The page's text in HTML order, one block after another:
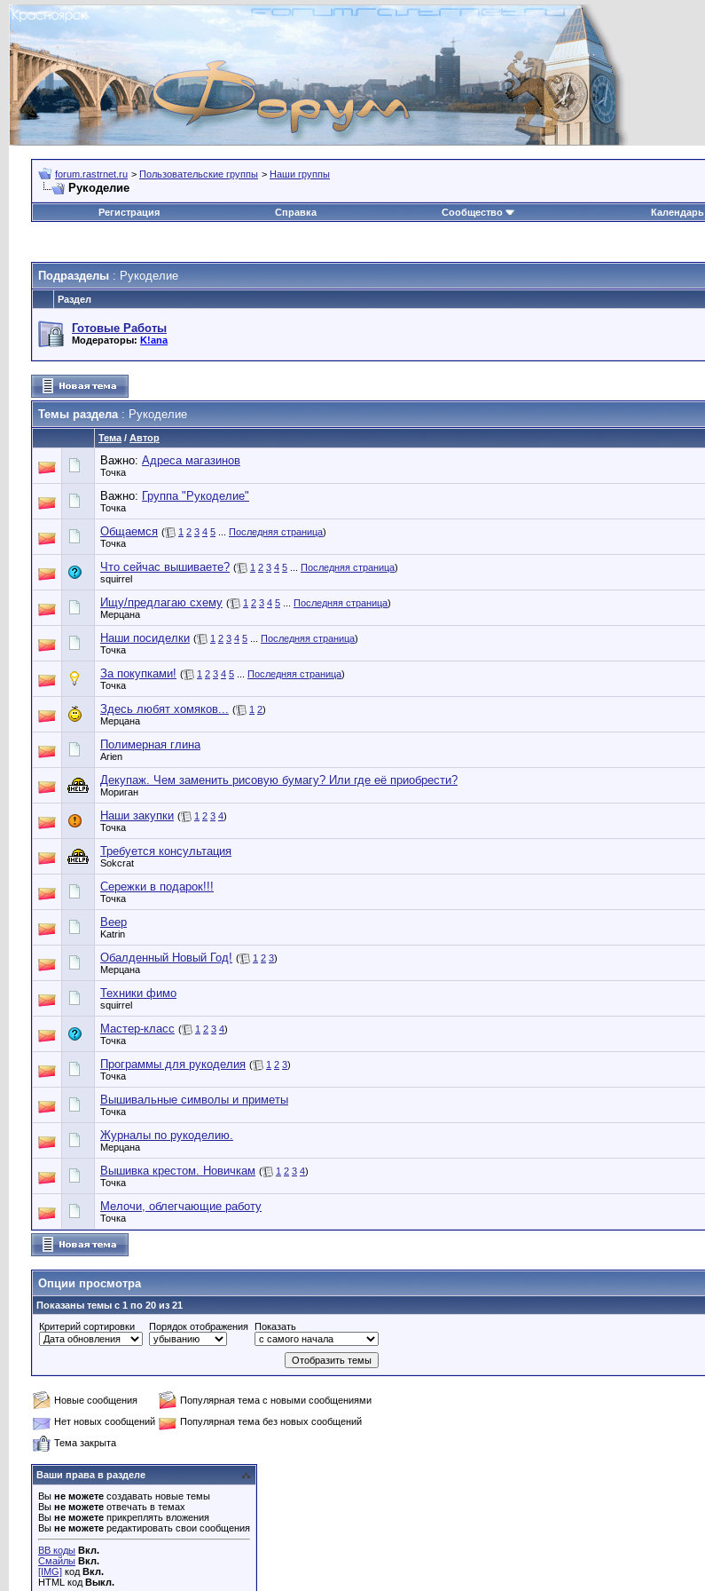
forum.rastrnet.ru > Пользовательские группы > Наши группы
Рукоделие
Регистрация
Справка Сообщество Календарь
Подразделы : Рукоделие
Раздел
Готовые Работы
Модераторы: K!ana
Темы раздела: Рукоделие
Тема / Автор
Важно: Адреса магазинов
Точка
Важно: Группа "Рукоделие"
Точка
Общаемся ( 1 2 3 4 5 Последняя страница)
Точка
Что сейчас вышиваете? ( 1 2 3 4 5 Последняя страница)
squirrel
Ищу/предлагаю схему ( 1 2 3 4 5 Последняя страница)
Мерцана
Наши посиделки ( 1 2 3 4 5 Последняя страница)
Точка
За покупками! ( 1 2 3 4 5 Последняя страница)
Точка
Здесь любят хомяков... ( 1 2)
Мерцана
Полимерная глина
Arien
Декупаж. Чем заменить рисовую бумагу? Или где её приобрести?
Мориган
Наши закупки ( 1 2 3 4)
Точка
Требуется консультация
Sokcrat
Сережки в подарок!!!
Точка
Веер
Katrin
Обалденный Новый Год! ( 1 2 3)
Мерцана
Техники фимо
squirrel
Мастер-класс ( 1 2 3 4)
Точка
Программы для рукоделия ( 1 2 3)
Точка
Вышивальные символы и приметы
Точка
Журналы по рукоделию.
Мерцана
Вышивка крестом. Новичкам ( 1 2 3 4)
Точка
Мелочи, облегчающие работу
Точка
Опции просмотра
Показаны темы с 1 по 20 из 21
Критерий сортировки
Порядок отображения Показать
Новые сообщения
Популярная тема с новыми сообщениями
Нет новых сообщений
Популярная тема без новых сообщений
Тема закрыта
Ваши права в разделе
Вы не можете создавать новые темы
Вы не можете отвечать в темах
Вы не можете прикреплять вложения
Вы не можете редактировать свои сообщения
BB коды Вкл.
Смайлы Вкл.
[IMG] код Вкл.
HTML код Выкл.